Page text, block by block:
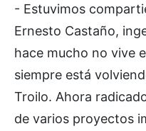
- Estuvimos
Ernesto Castaño,
hace mucho no vive
siempre está
Troilo. Ahora
de varios proyectos